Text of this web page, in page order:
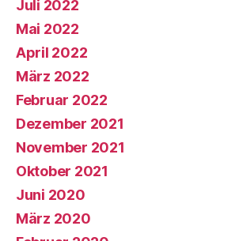
Juli 2022
Mai 2022
April 2022
März 2022
Februar 2022
Dezember 2021
November 2021
Oktober 2021
Juni 2020
März 2020